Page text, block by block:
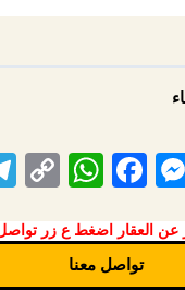
Snapchat
Messenger
عن العقار اضغط ع زر
تواصل معنا